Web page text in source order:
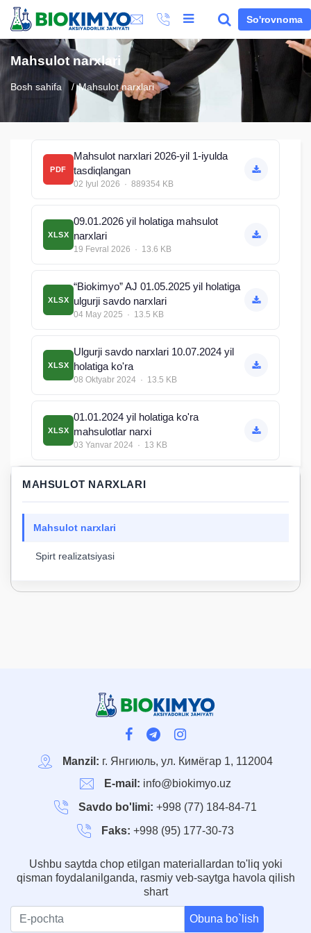
So'rovnoma
Mahsulot narxlari
Bosh sahifa Mahsulot narxlari
PDF
Mahsulot narxlari 2026-yil 1-iyulda
tasdiqlangan
02 Iyul 2026 · 889354 KB
XLSX
09.01.2026 yil holatiga mahsulot
narxlari
19 Fevral 2026 · 13.6 KB
XLSX
“Biokimyo” AJ 01.05.2025 yil holatiga
ulgurji savdo narxlari
04 May 2025 · 13.5 KB
XLSX
Ulgurji savdo narxlari 10.07.2024 yil
holatiga ko'ra
08 Oktyabr 2024 · 13.5 KB
XLSX
01.01.2024 yil holatiga ko'ra
mahsulotlar narxi
03 Yanvar 2024 · 13 KB
MAHSULOT NARXLARI
Mahsulot narxlari
Spirt realizatsiyasi
Manzil: г. Янгиюль, ул. Кимёгар 1, 112004
E-mail: info@biokimyo.uz
Savdo bo'limi: +998 (77) 184-84-71
Faks: +998 (95) 177-30-73
Ushbu saytda chop etilgan materiallardan to'liq yoki
qisman foydalanilganda, rasmiy veb-saytga havola qilish
shart
Obuna bo`lish